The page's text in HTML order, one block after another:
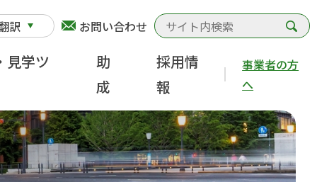
訳 お問い合わせ
見学ツ
助
成
採用情
報
事業者の方
へ